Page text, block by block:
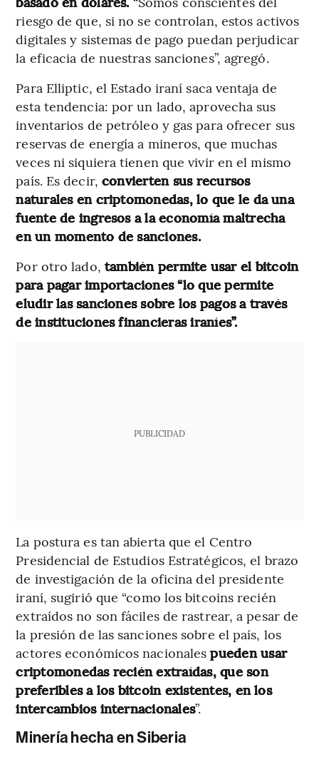
riesgo de que, si no se controlan, estos activos
digitales y sistemas de pago puedan perjudicar
la eficacia de nuestras sanciones”, agregó.
Para Elliptic, el Estado iraní saca ventaja de
esta tendencia: por un lado, aprovecha sus
inventarios de petróleo y gas para ofrecer sus
reservas de energía a mineros, que muchas
veces ni siquiera tienen que vivir en el mismo
país. Es decir, convierten sus recursos
naturales en criptomonedas, lo que le da una
fuente de ingresos a la economía maltrecha
en un momento de sanciones.
Por otro lado, también permite usar el bitcoin
para pagar importaciones “lo que permite
eludir las sanciones sobre los pagos a través
de instituciones financieras iraníes”.
PUBLICIDAD
La postura es tan abierta que el Centro
Presidencial de Estudios Estratégicos, el brazo
de investigación de la oficina del presidente
iraní, sugirió que “como los bitcoins recién
extraídos no son fáciles de rastrear, a pesar de
la presión de las sanciones sobre el país, los
actores económicos nacionalespueden usar
criptomonedas recién extraídas, que son
preferibles a los bitcoin existentes, en los
intercambios internacionales”.
Minería hecha en Siberia